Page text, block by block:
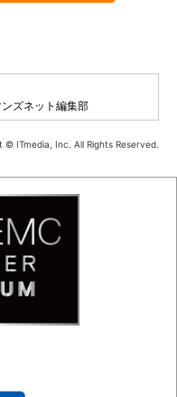
ズネット編集部
© ITmedia, Inc. All Rights Reserved.